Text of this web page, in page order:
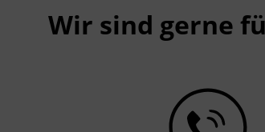
Wir sind gerne